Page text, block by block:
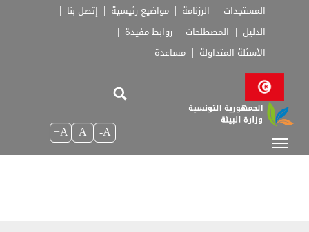
Skip to main navigation
Skip to main content
Skip to page footer
المستجدات الرزنامة مواضيع رئيسية
إتصل بنا
الدليل
المصطلحات
روابط مفيدة
الأسئلة المتداولة
مساعدة
A-
A
A+